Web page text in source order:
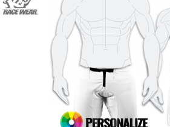
Color de contorno
Sin contorno
AÑADIR
Color de fuente
Color de contorno
Sin contorno